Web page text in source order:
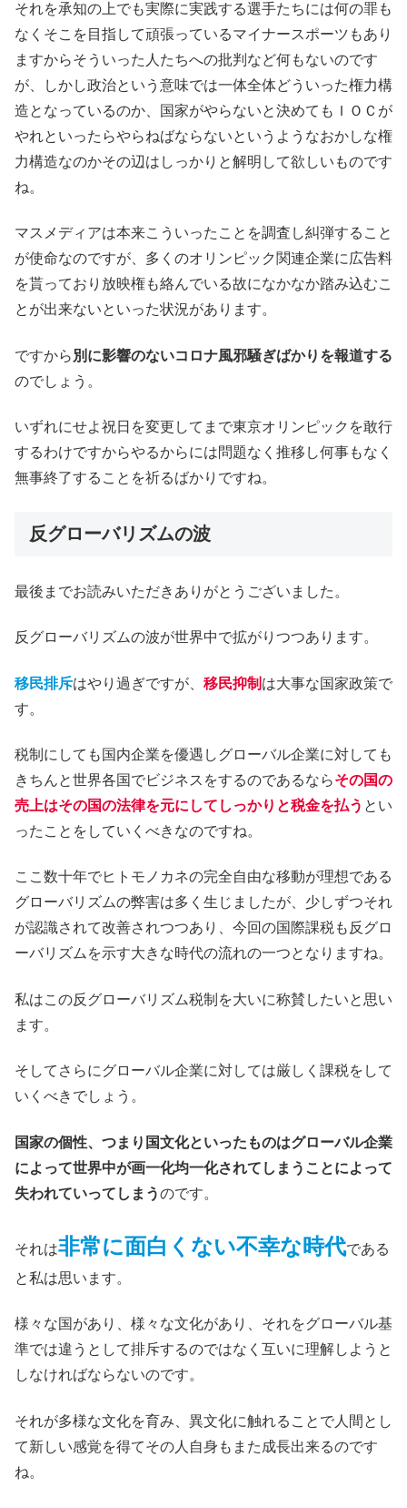
それを承知の上でも実際に実践する選手たちには何の罪も
なくそこを目指して頑張っているマイナースポーツもあり
ますからそういった人たちへの批判など何もないのです
が、しかし政治という意味では一体全体どういった権力構
造となっているのか、国家がやらないと決めてもＩＯＣが
やれといったらやらねばならないというようなおかしな権
力構造なのかその辺はしっかりと解明して欲しいものです
ね。
マスメディアは本来こういったことを調査し糾弾すること
が使命なのですが、多くのオリンピック関連企業に広告料
を貰っており放映権も絡んでいる故になかなか踏み込むこ
とが出来ないといった状況があります。
ですから 別に影響のないコロナ風邪騒ぎばかりを報道する
のでしょう。
いずれにせよ祝日を変更してまで東京オリンピックを敢行
するわけですからやるからには問題なく推移し何事もなく
無事終了することを祈るばかりですね。
反グローバリズムの波
最後までお読みいただきありがとうございました。
反グローバリズムの波が世界中で拡がりつつあります。
移民排斥はやり過ぎですが、 移民抑制 は大事な国家政策で
す。
税制にしても国内企業を優遇しグローバル企業に対しても
きちんと世界各国でビジネスをするのであるならその国の
売上はその国の法律を元にしてしっかりと税金を払う とい
ったことをしていくべきなのですね。
ここ数十年でヒトモノカネの完全自由な移動が理想である
グローバリズムの弊害は多く生じましたが、少しずつそれ
が認識されて改善されつつあり、今回の国際課税も反グロ
ーバリズムを示す大きな時代の流れの一つとなりますね。
私はこの反グローバリズム税制を大いに称賛したいと思い
ます。
そしてさらにグローバル企業に対しては厳しく課税をして
いくべきでしょう。
国家の個性、つまり国文化といったものはグローバル企業
によって世界中が画一化均一化されてしまうことによって
失われていってしまうのです。
それは非常に面白くない不幸な時代である
と私は思います。
様々な国があり、様々な文化があり、それをグローバル基
準では違うとして排斥するのではなく互いに理解しようと
しなければならないのです。
それが多様な文化を育み、異文化に触れることで人間とし
て新しい感覚を得てその人自身もまた成長出来るのです
ね。